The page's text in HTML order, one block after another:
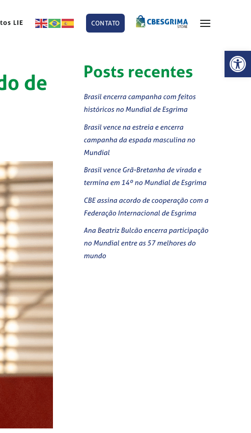
Abrir
LIE CONTATO
de
Posts recentes
Brasil encerra campanha com feitos
históricos no Mundial de Esgrima
Brasil vence na estreia e encerra
campanha da espada masculina no
Mundial
Brasil vence Grã-Bretanha de virada e
termina em 14º no Mundial de Esgrima
CBE assina acordo de cooperação com a
Federação Internacional de Esgrima
Ana Beatriz Bulcão encerra participação
no Mundial entre as 57 melhores do
mundo